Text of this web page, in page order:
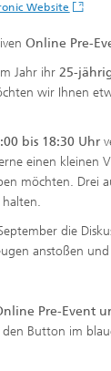
Website
Online Pre-
Jahr ihr 25-
wir Ihnen
bis 18:30 Uhr
einen kleinen
möchten. Drei
die
anstoßen
Pre-Event
Button im